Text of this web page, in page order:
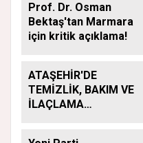
Prof. Dr. Osman
Bektaş'tan Marmara
için kritik açıklama!
ATAŞEHİR'DE
TEMİZLİK, BAKIM VE
İLAÇLAMA